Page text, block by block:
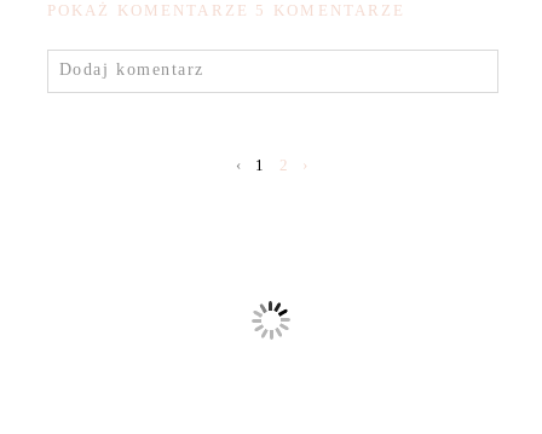
POKAŻ KOMENTARZE 5 KOMENTARZE
Dodaj komentarz
‹ 1 2 ›